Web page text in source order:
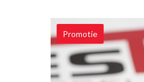
Promotie